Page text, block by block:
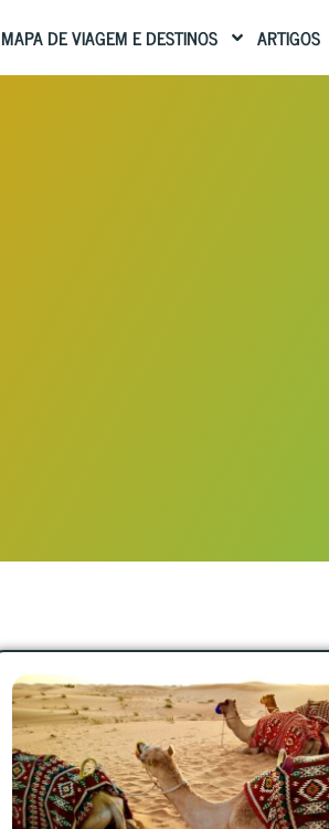
MAPA DE VIAGEM E DESTINOS ARTIGOS